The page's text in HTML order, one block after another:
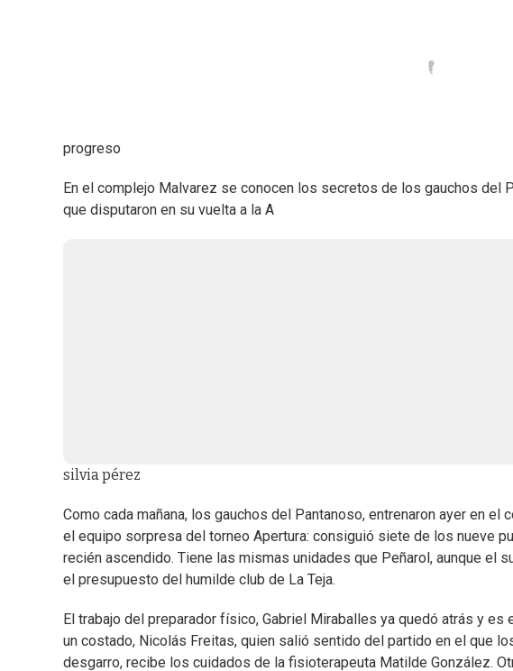
progreso
En el complejo Malvarez se conocen los secretos de los gauchos del
que disputaron en su vuelta a la A
silvia pérez
Como cada mañana, los gauchos del Pantanoso, entrenaron ayer en
el equipo sorpresa del torneo Apertura: consiguió siete de los nueve
recién ascendido. Tiene las mismas unidades que Peñarol, aunque el
el presupuesto del humilde club de La Teja.
El trabajo del preparador físico, Gabriel Miraballes ya quedó atrás y
un costado, Nicolás Freitas, quien salió sentido del partido en el que
desgarro, recibe los cuidados de la fisioterapeuta Matilde González.